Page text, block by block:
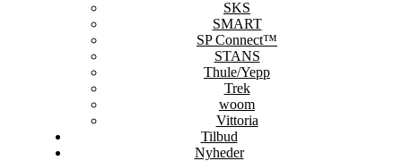
SKS
SMART
SP Connect™
STANS
Thule/Yepp
Trek
woom
Vittoria
Tilbud
Nyheder